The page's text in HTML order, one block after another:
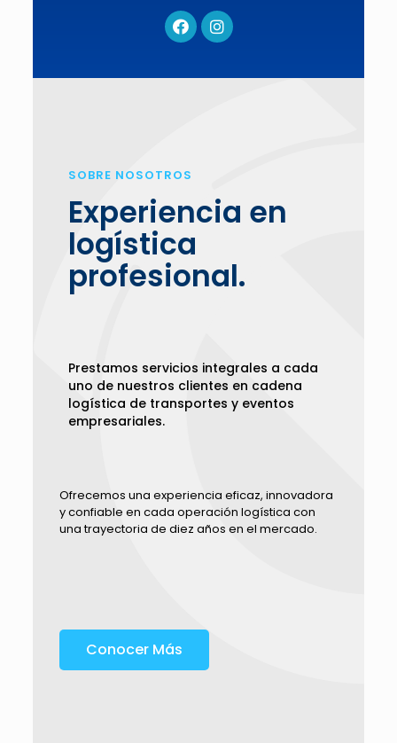
SOBRE NOSOTROS
Experiencia en
logística
profesional.
Prestamos servicios integrales a cada
uno de nuestros clientes en cadena
logística de transportes y eventos
empresariales.
Ofrecemos una experiencia eficaz, innovadora
y confiable en cada operación logística con
una trayectoria de diez años en el mercado.
Conocer Más